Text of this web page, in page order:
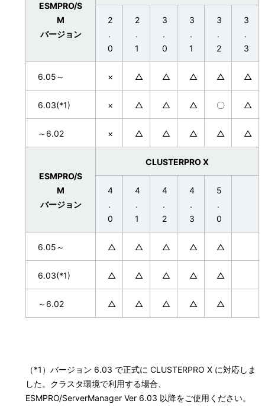
ESMPRO/S
M
バージョン
2
.
0
2
.
1
3
.
0
3
.
1
3
.
2
3
.
3
6.05～ × △ △ △ △ △
6.03(*1) × △ △ △ 〇 △
～6.02 × △ △ △ △ △
ESMPRO/S
M
バージョン
CLUSTERPRO X
4
.
0
4
.
1
4
.
2
4
.
3
5
.
0
6.05～ △ △ △ △ △
6.03(*1) △ △ △ △ △
～6.02 △ △ △ △ △
（*1）バージョン 6.03 で正式に CLUSTERPRO X に対応しま
した。クラスタ環境で利用する場合、
ESMPRO/ServerManager Ver 6.03 以降をご使用ください。